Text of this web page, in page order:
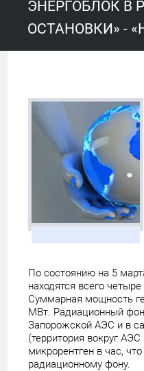
ЭНЕРГОБЛОК В
ОСТАНОВКИ» -
По состоянию на 5
находятся всего
Суммарная мощность
МВт. Радиационный
Запорожской АЭС и в
(территория вокруг
микрорентген в час,
радиационному фону.